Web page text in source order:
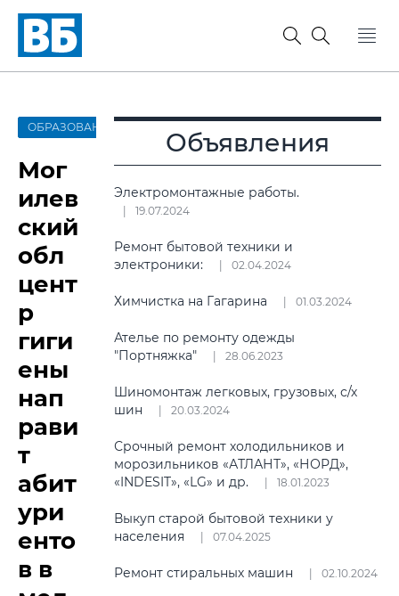
ОБРАЗОВАНИЕ
Мог
илев
ский
обл
цент
р
гиги
ены
нап
рави
т
абит
ури
енто
в в
Объявления
Электромонтажные работы.
19.07.2024
Ремонт бытовой техники и
электроники:
02.04.2024
Химчистка на Гагарина 01.03.2024
Ателье по ремонту одежды
"Портняжка"
28.06.2023
Шиномонтаж легковых, грузовых, с/х
шин
20.03.2024
Срочный ремонт холодильников и
морозильников «АТЛАНТ», «НОРД»,
«INDESIT», «LG» и др.
18.01.2023
Выкуп старой бытовой техники у
населения
07.04.2025
Ремонт стиральных машин 02.10.2024